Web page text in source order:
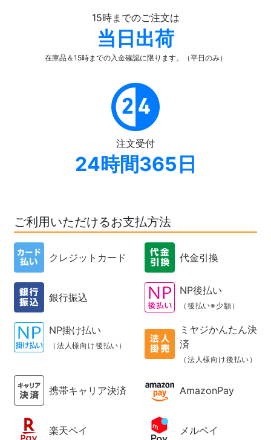
15時までのご注文は
当日出荷
在庫品＆15時までの入金確認に限ります。（平日のみ）
注文受付
24時間365日
ご利用いただけるお支払方法
クレジットカード 代金引換
銀行振込
NP後払い
（後払い※少額）
NP掛け払い
（法人様向け後払い）
ミヤジかんたん決
済
（法人様向け後払い）
携帯キャリア決済 AmazonPay
楽天ペイ メルペイ